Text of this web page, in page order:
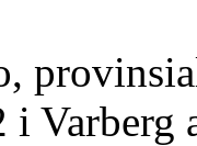
i Varberg